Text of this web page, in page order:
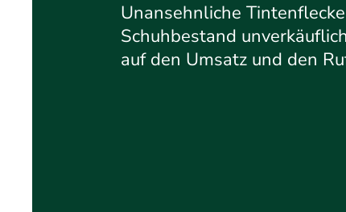
Unansehnliche
Schuhbestand
auf den Umsatz und den